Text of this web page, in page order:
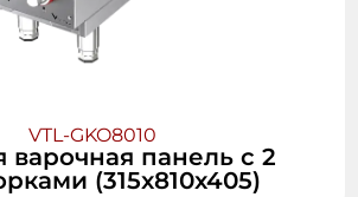
VTL-GKO8010
варочная панель с 2
(315x810x405)